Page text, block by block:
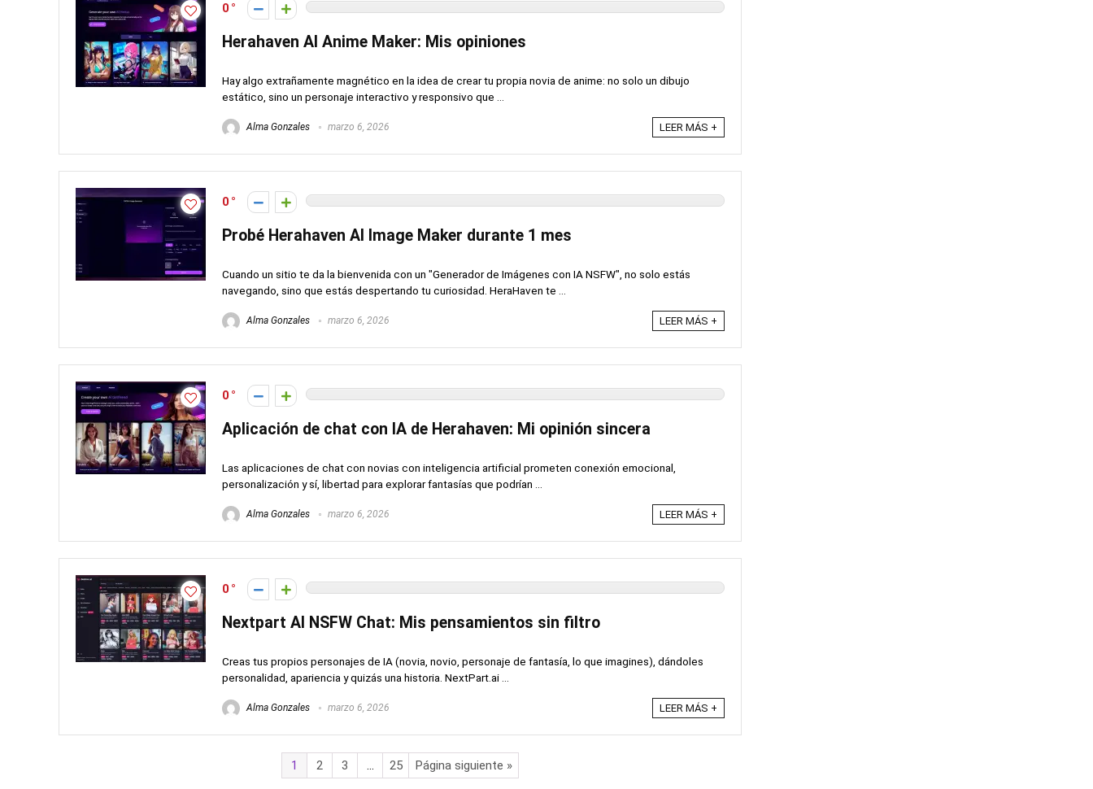
0
Herahaven AI Anime Maker: Mis opiniones
Hay algo extrañamente magnético en la idea de crear tu propia novia de anime: no solo un dibujo
estático, sino un personaje interactivo y responsivo que ...
Alma Gonzales marzo 6, 2026 LEER MÁS +
0
Probé Herahaven AI Image Maker durante 1 mes
Cuando un sitio te da la bienvenida con un "Generador de Imágenes con IA NSFW", no solo estás
navegando, sino que estás despertando tu curiosidad. HeraHaven te ...
Alma Gonzales marzo 6, 2026 LEER MÁS +
0
Aplicación de chat con IA de Herahaven: Mi opinión sincera
Las aplicaciones de chat con novias con inteligencia artificial prometen conexión emocional,
personalización y sí, libertad para explorar fantasías que podrían ...
Alma Gonzales marzo 6, 2026 LEER MÁS +
0
Nextpart AI NSFW Chat: Mis pensamientos sin filtro
Creas tus propios personajes de IA (novia, novio, personaje de fantasía, lo que imagines), dándoles
personalidad, apariencia y quizás una historia. NextPart.ai ...
Alma Gonzales marzo 6, 2026 LEER MÁS +
1 2 3 … 25 Página siguiente »